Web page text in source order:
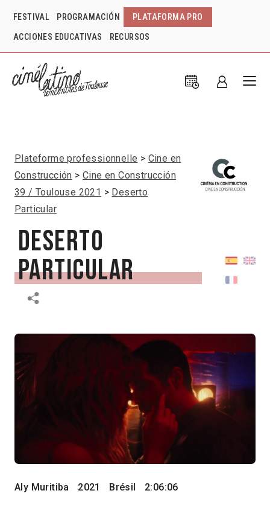
FESTIVAL PROGRAMACIÓN PLATAFORMA PRO
ACCIONES EDUCATIVAS RECURSOS
Plateforme professionnelle
Cine en
Construcción
Cine en Construcción
39 / Toulouse 2021
Deserto
Particular
Deserto
Particular
Aly Muritiba 2021 Brésil 2:06:06